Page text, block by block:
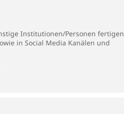
Institutionen/Personen fertigen
in Social Media Kanälen und